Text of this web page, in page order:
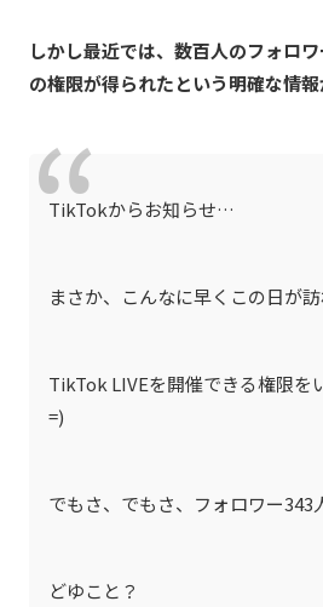
しかし最近では、数百人のフォロ
の権限が得られたという明確な情報
TikTokからお知らせ…
まさか、こんなに早くこの日が訪
TikTok LIVEを開催できる権限を
=)
でもさ、でもさ、フォロワー343
どゆこと？